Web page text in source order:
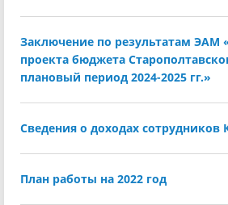
Заключение по результатам ЭАМ
проекта бюджета
плановый период 2024-2025 гг.»
Сведения о доходах сотрудников
План работы на 2022 год